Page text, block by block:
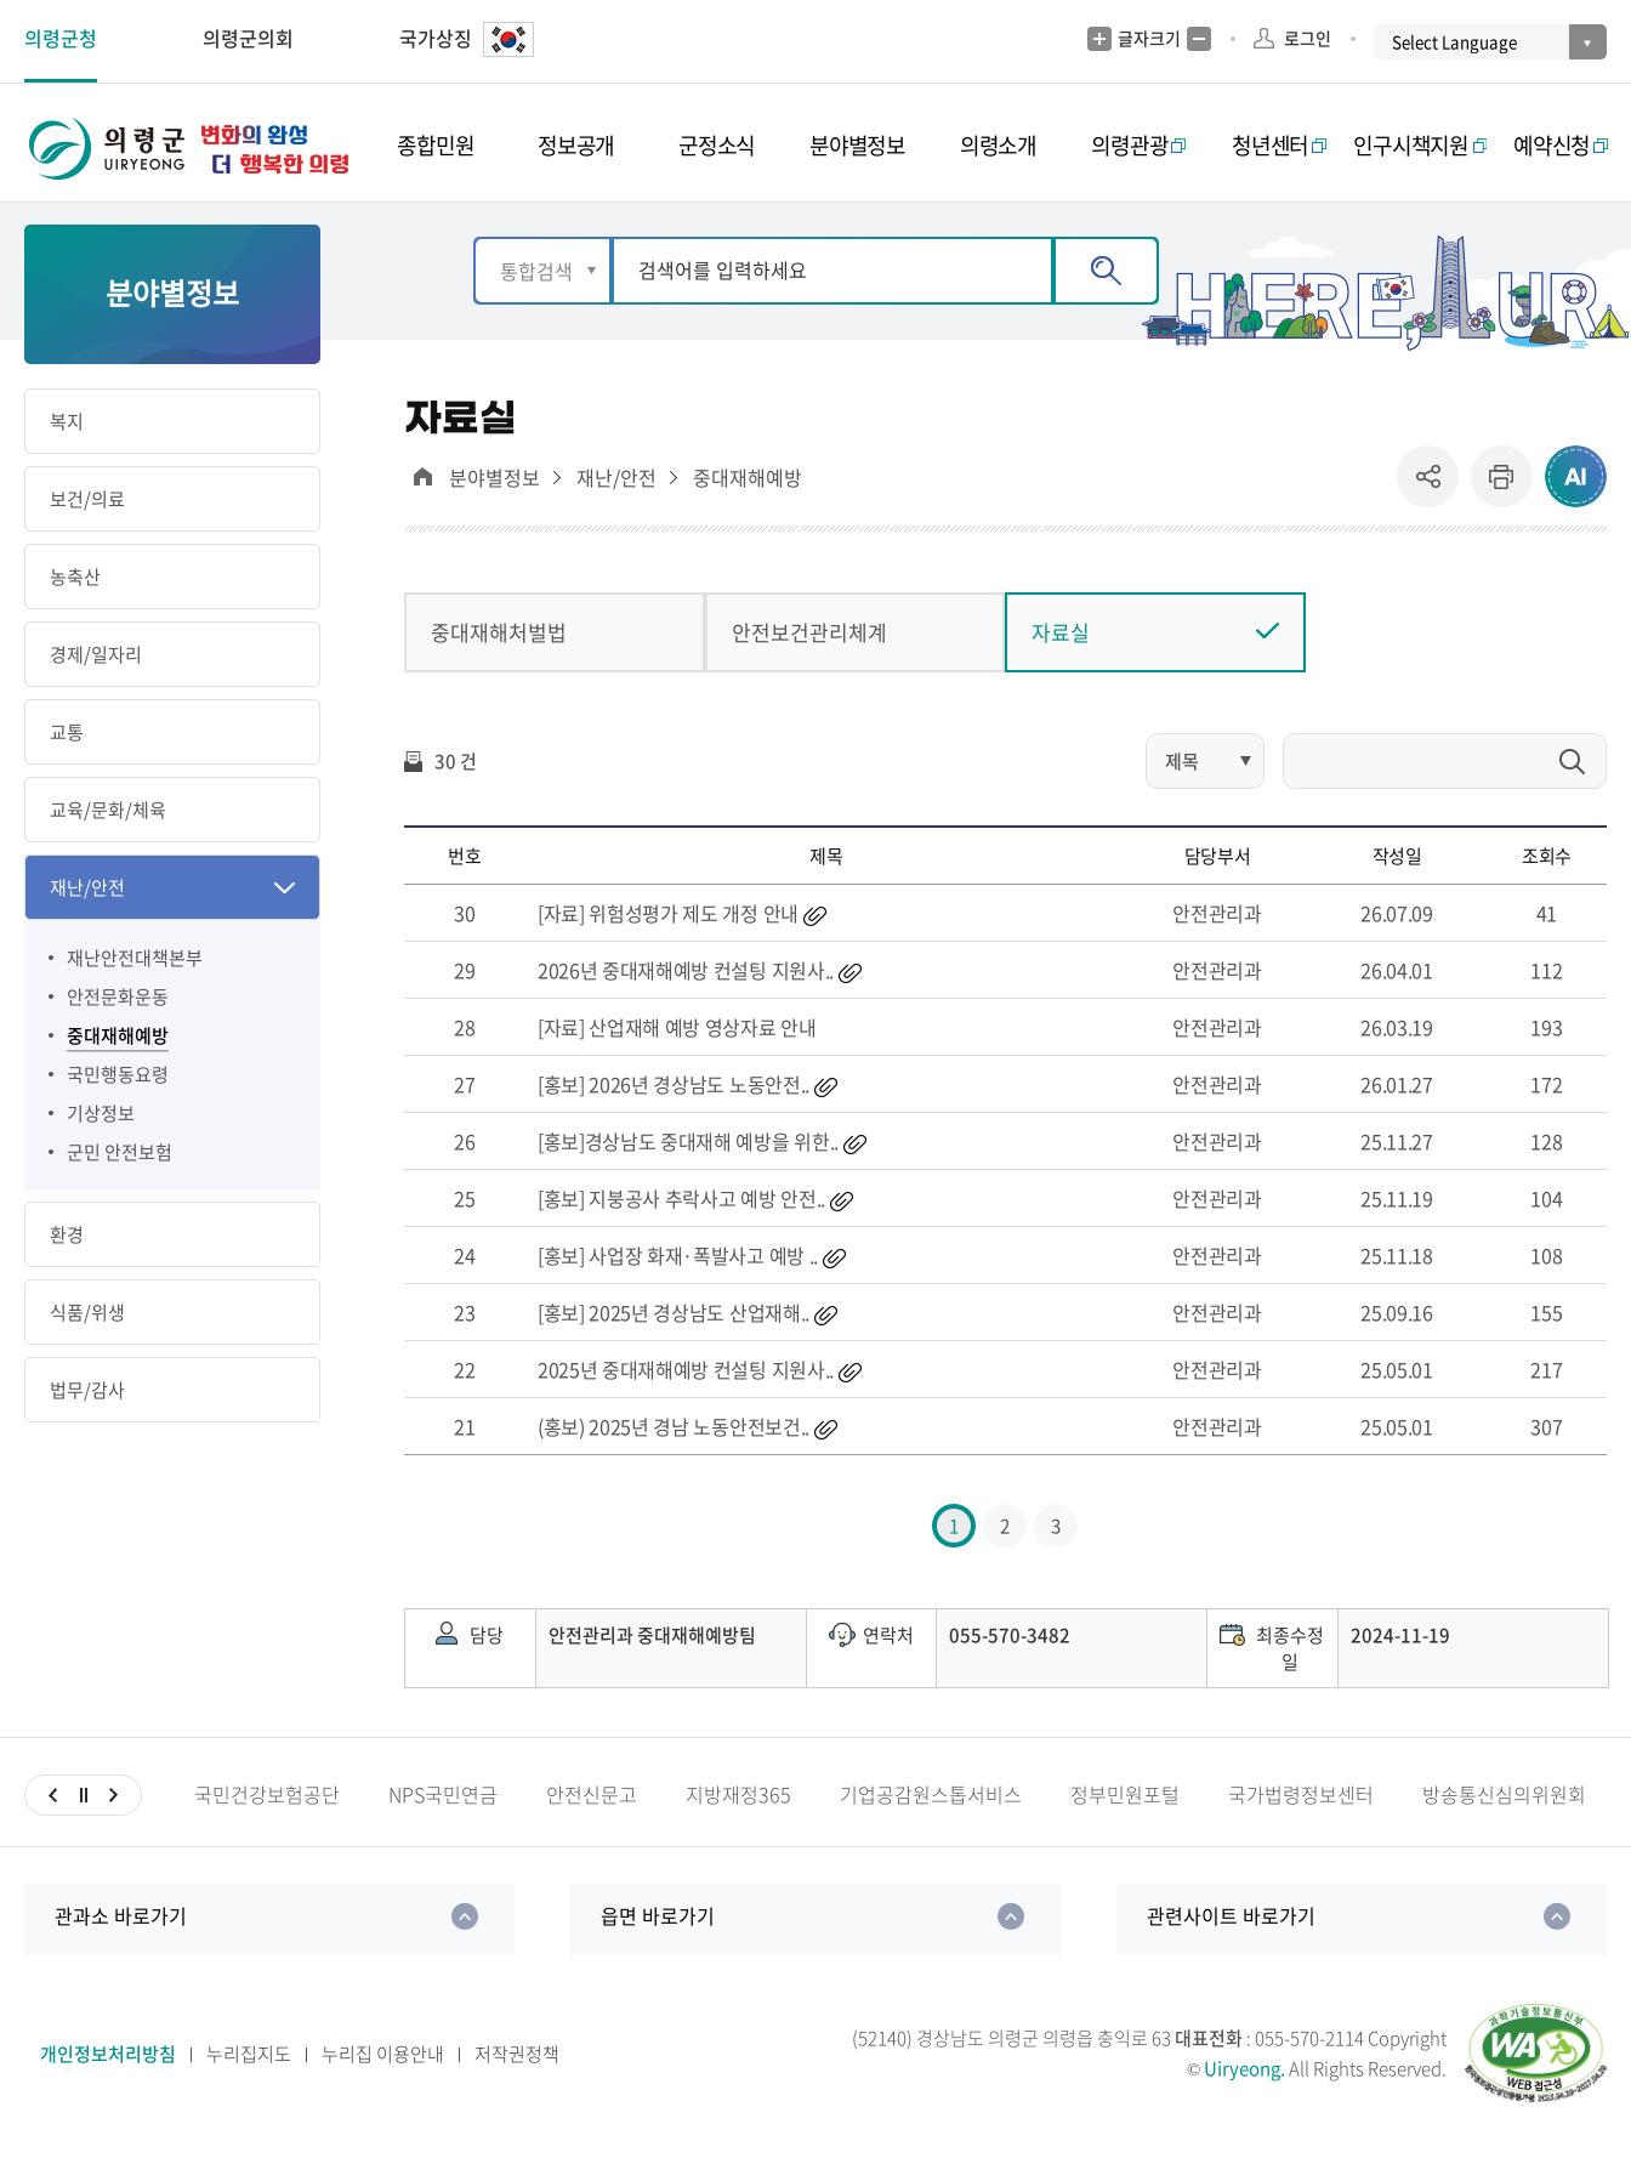
의령군청 의령군의회 국가상징 글자크기 로그인
종합민원 정보공개 군정소식 분야별정보 의령소개 의령관광 청년센터 인구시책지원 예약신청
분야별정보
복지
보건/의료
농축산
경제/일자리
교통
교육/문화/체육
재난/안전
재난안전대책본부
안전문화운동
중대재해예방
국민행동요령
기상정보
군민 안전보험
환경
식품/위생
법무/감사
자료실
분야별정보 재난/안전 중대재해예방
중대재해처벌법 안전보건관리체계 자료실
30 건
번호 제목 담당부서 작성일 조회수
30 [자료] 위험성평가 제도 개정 안내 안전관리과 26.07.09
41
29
2026년 중대재해예방 컨설팅 지원사.. 안전관리과 26.04.01
112
28
[자료] 산업재해 예방 영상자료 안내 안전관리과 26.03.19
193
27
[홍보] 2026년 경상남도 노동안전.. 안전관리과 26.01.27
172
26
[홍보]경상남도 중대재해 예방을 위한.. 안전관리과 25.11.27
128
25
[홍보] 지붕공사 추락사고 예방 안전.. 안전관리과 25.11.19
104
24
[홍보] 사업장 화재·폭발사고 예방 .. 안전관리과 25.11.18
108
23
[홍보] 2025년 경상남도 산업재해.. 안전관리과 25.09.16
155
22
2025년 중대재해예방 컨설팅 지원사.. 안전관리과 25.05.01
217
21
(홍보) 2025년 경남 노동안전보건.. 안전관리과 25.05.01 307
1 2 3
담당 안전관리과 중대재해예방팀 연락처 055-570-3482
최종수정
일
2024-11-19
국민건강보험공단 NPS국민연금 안전신문고 지방재정365 기업공감원스톱서비스 정부민원포털 국가법령정보센터 방송통신심의위원회
관과소 바로가기 읍면 바로가기 관련사이트 바로가기
개인정보처리방침 누리집지도 누리집 이용안내 저작권정책
(52140) 경상남도 의령군 의령읍 충익로 63 대표전화: 055-570-2114Copyright
©Uiryeong.All Rights Reserved.